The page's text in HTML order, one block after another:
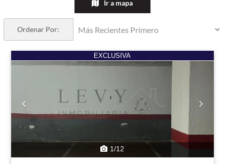
Ir a mapa
Ordenar Por:
EXCLUSIVA
1/12